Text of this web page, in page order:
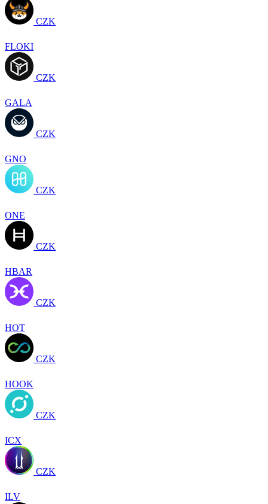
CZK
FLOKI
CZK
GALA
CZK
GNO
CZK
ONE
CZK
HBAR
CZK
HOT
CZK
HOOK
CZK
ICX
CZK
ILV